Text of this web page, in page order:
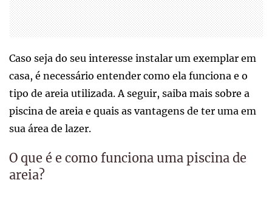
Caso seja do seu interesse instalar um exemplar em
casa, é necessário entender como ela funciona e o
tipo de areia utilizada. A seguir, saiba mais sobre a
piscina de areia e quais as vantagens de ter uma em
sua área de lazer.
O que é e como funciona uma piscina de
areia?